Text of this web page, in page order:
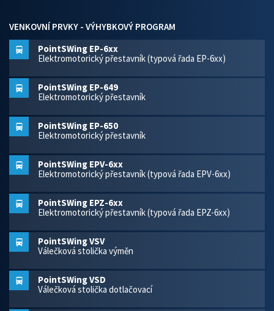
VENKOVNÍ PRVKY - VÝHYBKOVÝ PROGRAM
PointSWing EP-6xx
Elektromotorický přestavník (typová řada EP-6xx)
PointSWing EP-649
Elektromotorický přestavník
PointSWing EP-650
Elektromotorický přestavník
PointSWing EPV-6xx
Elektromotorický přestavník (typová řada EPV-6xx)
PointSWing EPZ-6xx
Elektromotorický přestavník (typová řada EPZ-6xx)
PointSWing VSV
Válečková stolička výměn
PointSWing VSD
Válečková stolička dotlačovací